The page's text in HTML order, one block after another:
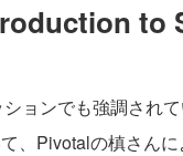
to
ョンでも強調され
、Pivotalの槙さん